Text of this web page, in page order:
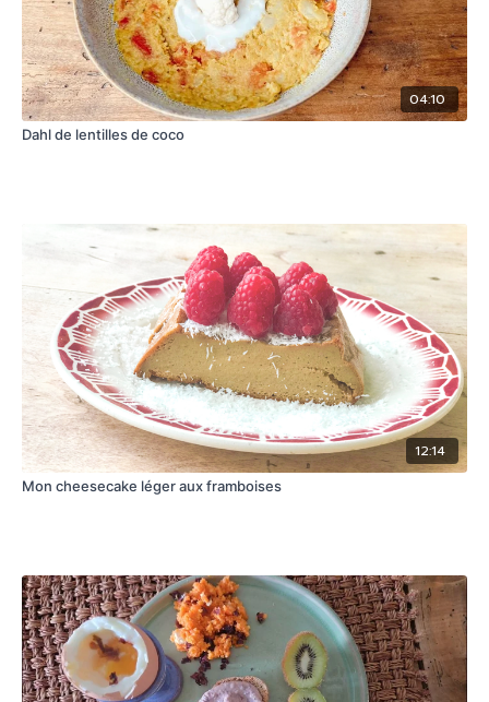
04:10
Dahl de lentilles de coco
12:14
Mon cheesecake léger aux framboises